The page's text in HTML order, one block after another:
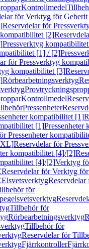
Kontrollmedel
för Verktyg för Geberit
Reservdelar för
[2]
Pressverktyg
[1] / [2]
för Pressverktyg
kompatibilitet [3]
Rörbearbetningsverktyg
Kontrollmedel
Pressenheter
kompatibilitet [1]
[1]Pressenheter
Pressenheter
Reservdelar för
kompatibilitet [4]/[2]
[4]/[2]Verktyg
Reservdelar för Verktyg
ElsvetsverktygReservdelar
för
Tillbehör för
Rörbearbetningsverktyg
Tillbehör för
Reservdelar för
Fjärrkontroller